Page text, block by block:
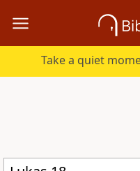
Take a quiet